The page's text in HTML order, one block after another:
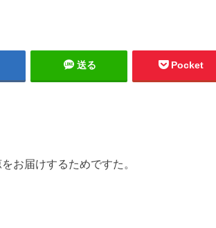
送る Pocket
お届けするためですた。